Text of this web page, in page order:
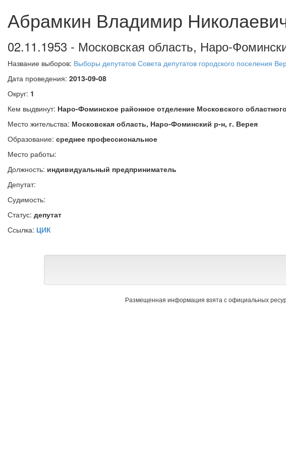
Абрамкин Владимир
02.11.1953 - Московская область, Наро-
Название выборов: Выборы депутатов Совета депутатов городского поселения
Дата проведения: 2013-09-08
Округ: 1
Кем выдвинут: Наро-Фоминское районное отделение Московского
Место жительства: Московская область, Наро-Фоминский р-н, г. Верея
Образование: среднее профессиональное
Место работы:
Должность: индивидуальный предприниматель
Депутат:
Судимость:
Статус: депутат
Ссылка: ЦИК
Размещенная информация взята с официальных